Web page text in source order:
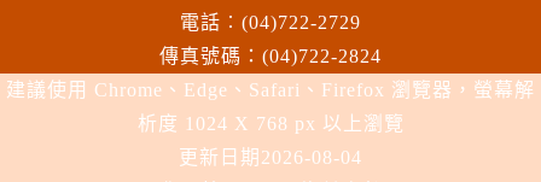
電話︰(04)722-2729
傳真號碼：(04)722-2824
建議使用 Chrome、Edge、Safari、Firefox 瀏覽器，螢幕解
析度 1024 X 768 px 以上瀏覽
更新日期 2026-08-04